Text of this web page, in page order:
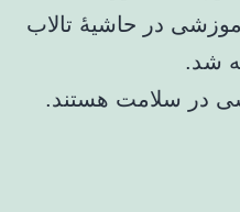
در حاشیۀ تالاب
شد.
در سلامت هستند.